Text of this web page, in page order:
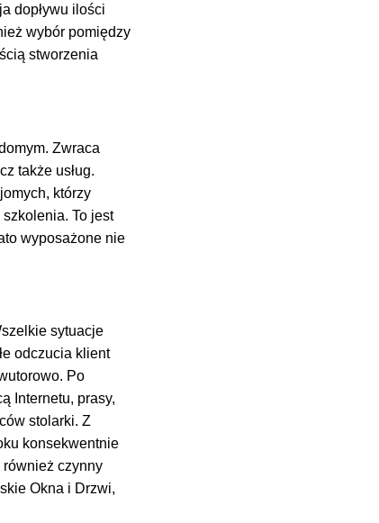
dopływu ilości
wybór pomiędzy
stworzenia
Zwraca
także usług.
którzy
To jest
wyposażone nie
sytuacje
odczucia klient
Po
Internetu, prasy,
stolarki. Z
konsekwentnie
czynny
Okna i Drzwi,